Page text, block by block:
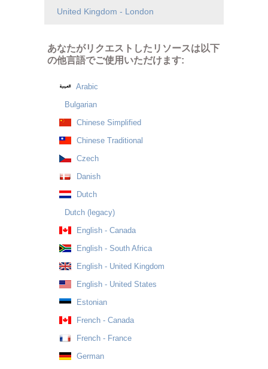
United Kingdom - London
あなたがリクエストしたリソースは以下
の他言語でご使用いただけます:
Arabic
Bulgarian
Chinese Simplified
Chinese Traditional
Czech
Danish
Dutch
Dutch (legacy)
English - Canada
English - South Africa
English - United Kingdom
English - United States
Estonian
French - Canada
French - France
German